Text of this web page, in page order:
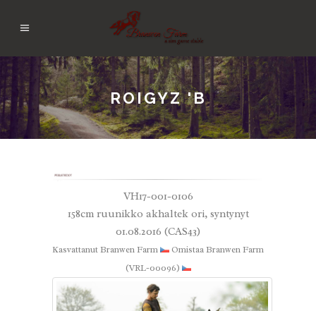
ROIGYZ 'B
VH17-001-0106
158cm ruunikko akhaltek ori, syntynyt
01.08.2016 (CAS43)
Kasvattanut Branwen Farm
Omistaa Branwen Farm
(VRL-00096)